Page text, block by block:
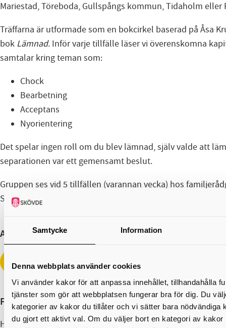
Samtycke Information
Denna webbplats använder cookies
Vi använder kakor för att anpassa innehållet, tillhandahålla
tjänster som gör att webbplatsen fungerar bra för dig. Du
kategorier av kakor du tillåter och vi sätter bara nödvändiga
du gjort ett aktivt val. Om du väljer bort en kategori av kakor
Mariestad, Töreboda, Gullspångs kommun, Tidaholm eller
Träffarna är utformade som en bokcirkel baserad på Åsa
bok Lämnad. Inför varje tillfälle läser vi överenskomna
samtalar kring teman som:
Chock
Bearbetning
Acceptans
Nyorientering
Det spelar ingen roll om du blev lämnad, själv valde att
separationen var ett gemensamt beslut.
Gruppen ses vid 5 tillfällen (varannan vecka) hos
Skövde som ligger på Staketgatan 14 (SLA-huset).
Anmälan
Grupp för nyseparerade
Frågor och information
Har du frågor eller vill ha mer information så ring till oss